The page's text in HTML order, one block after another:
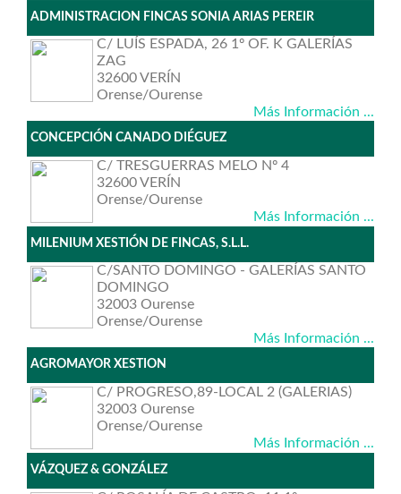
ADMINISTRACION FINCAS SONIA ARIAS PEREIR
C/ LUÍS ESPADA, 26 1º OF. K GALERÍAS
ZAG
32600 VERÍN
Orense/Ourense
Más Información ...
CONCEPCIÓN CANADO DIÉGUEZ
C/ TRESGUERRAS MELO Nº 4
32600 VERÍN
Orense/Ourense
Más Información ...
MILENIUM XESTIÓN DE FINCAS, S.L.L.
C/SANTO DOMINGO - GALERÍAS SANTO
DOMINGO
32003 Ourense
Orense/Ourense
Más Información ...
AGROMAYOR XESTION
C/ PROGRESO,89-LOCAL 2 (GALERIAS)
32003 Ourense
Orense/Ourense
Más Información ...
VÁZQUEZ & GONZÁLEZ